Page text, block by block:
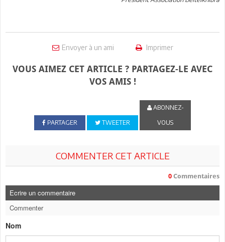
Envoyer à un ami Imprimer
VOUS AIMEZ CET ARTICLE ? PARTAGEZ-LE AVEC
VOS AMIS !
PARTAGER TWEETER
ABONNEZ-
VOUS
COMMENTER CET ARTICLE
0 Commentaires
Ecrire un commentaire
Commenter
Nom